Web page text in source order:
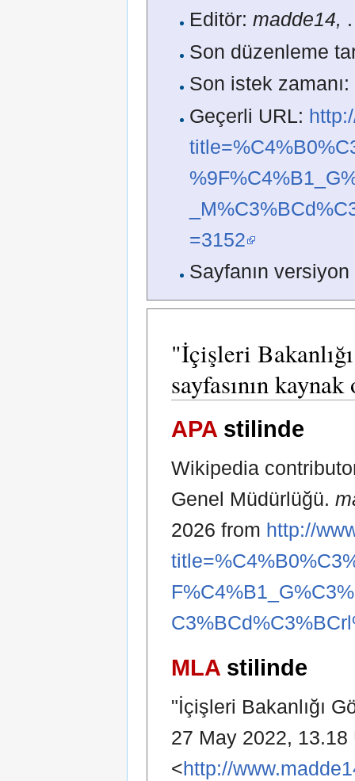
Editör: madde14, .
Son düzenleme
Son istek
Geçerli URL:
=3152
Sayfanın
"İçişleri
sayfasının
APA stilinde
Wikipedia
Genel Müdürlüğü.
2026 from http://
MLA stilinde
"İçişleri Bakanlığı
27 May 2022,
<http://